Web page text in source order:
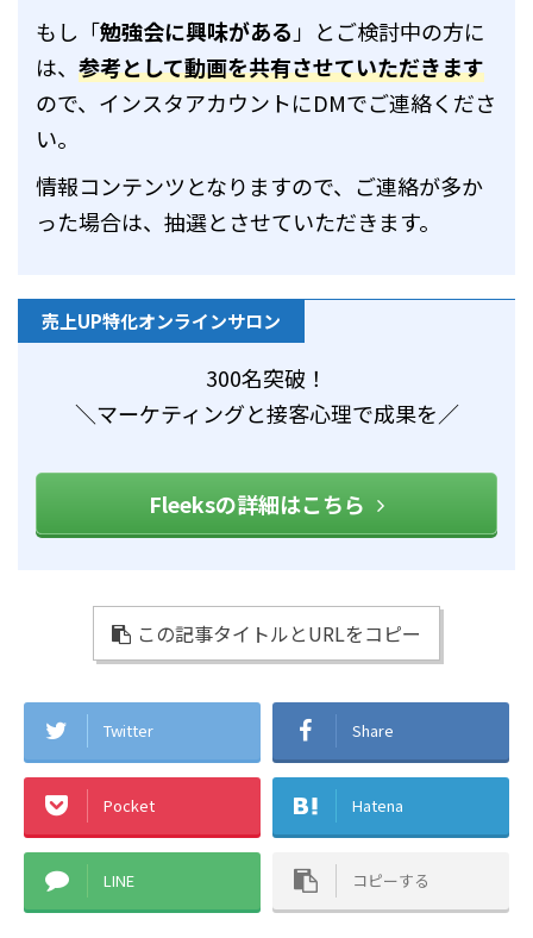
もし「勉強会に興味がある 」とご検討中の方に
は、 参考として動画を共有させていただきます
ので、インスタアカウントにDMでご連絡くださ
い。
情報コンテンツとなりますので、ご連絡が多か
った場合は、抽選とさせていただきます。
売上UP特化オンラインサロン
300名突破！
＼マーケティングと接客心理で成果を／
Fleeksの詳細はこちら
この記事タイトルとURLをコピー
Twitter Share
Pocket Hatena
LINE コピーする